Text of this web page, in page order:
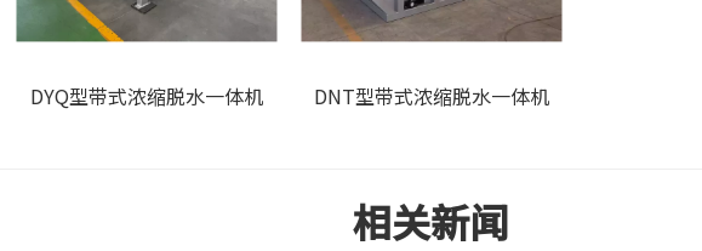
DYQ型带式浓缩脱水一体机 DNT型带式浓缩脱水一体机
相关新闻